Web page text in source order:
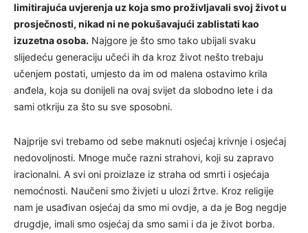
limitirajuća uvjerenja uz koja smo proživljavali svoj život u
prosječnosti, nikad ni ne pokušavajući zablistati kao
izuzetna osoba. Najgore je što smo tako ubijali svaku
slijedeću generaciju učeći ih da kroz život nešto trebaju
učenjem postati, umjesto da im od malena ostavimo krila
anđela, koja su donijeli na ovaj svijet da slobodno lete i da
sami otkriju za što su sve sposobni.
Najprije svi trebamo od sebe maknuti osjećaj krivnje i osjećaj
nedovoljnosti. Mnoge muče razni strahovi, koji su zapravo
iracionalni. A svi oni proizlaze iz straha od smrti i osjećaja
nemoćnosti. Naučeni smo živjeti u ulozi žrtve. Kroz religije
nam je usađivan osjećaj da smo mi ovdje, a da je Bog negdje
drugdje, imali smo osjećaj da smo sami i da je život borba.